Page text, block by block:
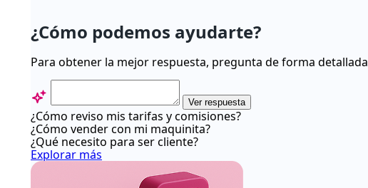
es
Onepay
y
cómo
pagar
sin
contacto?
-
Centro
¿Cómo podemos ayudarte?
Para obtener la mejor respuesta, pregunta de forma detallada
Ver respuesta
¿Cómo reviso mis tarifas y comisiones?
¿Cómo vender con mi maquinita?
¿Qué necesito para ser cliente?
Explorar más